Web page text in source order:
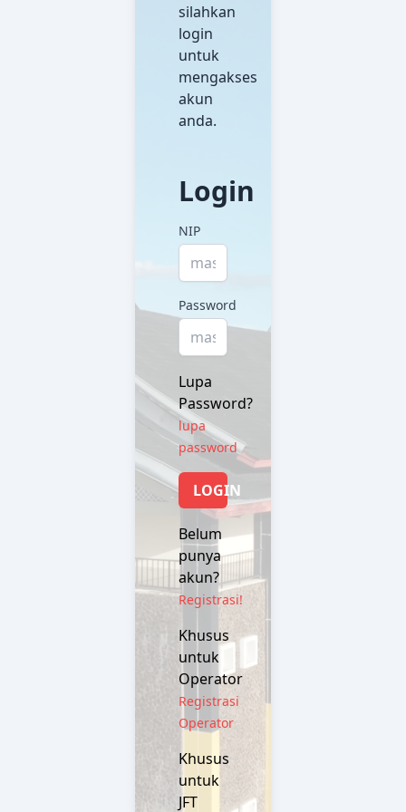
silahkan
login
untuk
mengakses
akun
anda.
Login
NIP
Password
Lupa
Password?
lupa
password
LOGIN
Belum
punya
akun?
Registrasi!
Khusus
untuk
Operator
Registrasi
Operator
Khusus
untuk
JFT